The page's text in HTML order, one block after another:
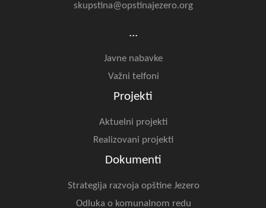
skupstina@opstinajezero.org
...
Javne nabavke
Važni telfoni
Projekti
Aktuelni projekti
Realizovani projekti
Dokumenti
Strategija razvoja opštine Jezero
Odluka o komunalnom redu